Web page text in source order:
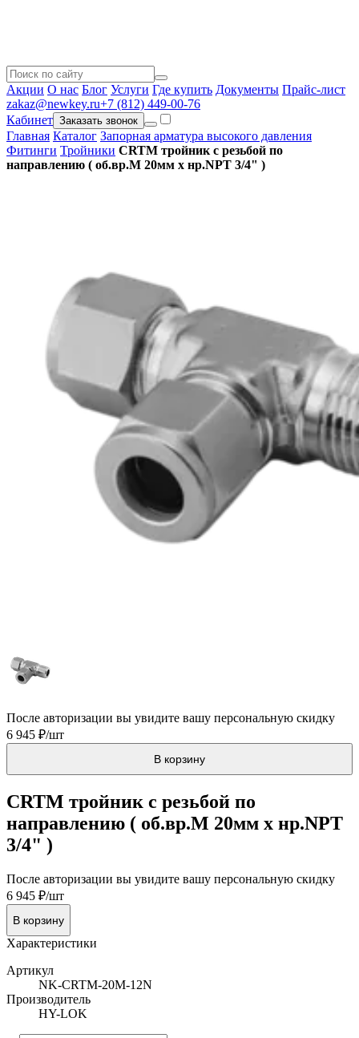
Акции О нас Блог Услуги Где купить Документы Прайс-лист
zakaz@newkey.ru+7 (812) 449-00-76
Кабинет Заказать звонок
Главная Каталог Запорная арматура высокого давления
Фитинги Тройники CRTM тройник с резьбой по
направлению ( об.вр.М 20мм x нр.NPT 3/4" )
После авторизации вы увидите вашу персональную скидку
6 945 ₽/шт
В корзину
CRTM тройник с резьбой по
направлению ( об.вр.М 20мм x нр.NPT
3/4" )
После авторизации вы увидите вашу персональную скидку
6 945 ₽/шт
В корзину
Характеристики
Артикул
NK-CRTM-20M-12N
Производитель
HY-LOK